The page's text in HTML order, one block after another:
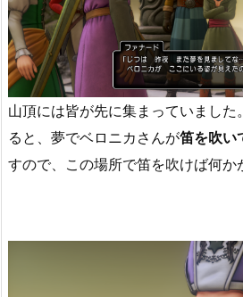
山頂には皆が先に集まっていました
ると、夢でベロニカさんが笛を吹い
すので、この場所で笛を吹けば何か